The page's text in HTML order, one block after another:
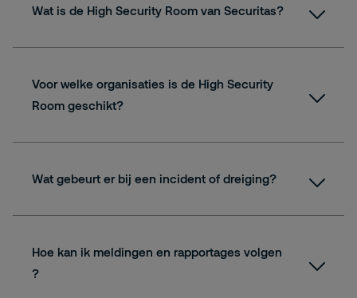
Wat is de High Security Room van Securitas?
Voor welke organisaties is de High Security
Room geschikt?
Wat gebeurt er bij een incident of dreiging?
Hoe kan ik meldingen en rapportages volgen
?